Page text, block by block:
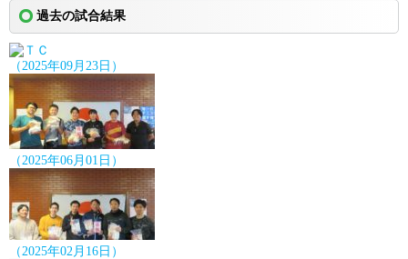
過去の試合結果
（2025年09月23日）
（2025年06月01日）
（2025年02月16日）